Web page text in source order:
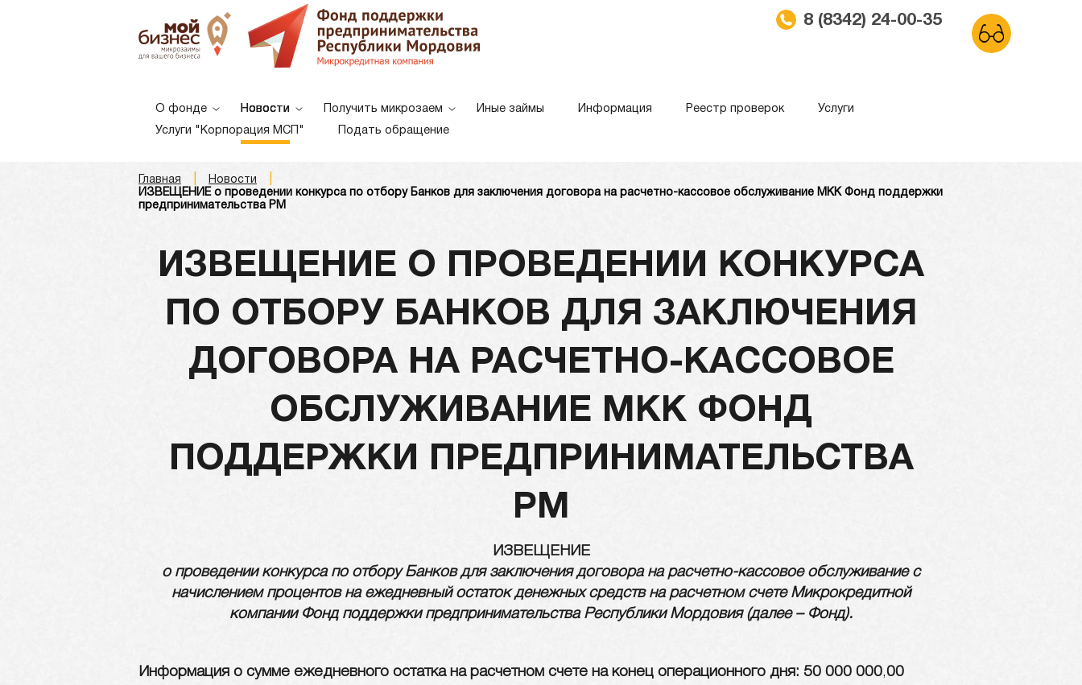
О фонде Новости Получить микрозаем Иные займы Информация Реестр проверок Услуги
Услуги "Корпорация МСП" Подать обращение
8 (8342) 24-00-35
Шрифт: A A A Цветовая схема: Белая схема Черная схема Обычный сайт
Главная Новости
ИЗВЕЩЕНИЕ о проведении конкурса по отбору Банков для заключения договора на расчетно-кассовое обслуживание МКК Фонд поддержки
предпринимательства РМ
ИЗВЕЩЕНИЕ О ПРОВЕДЕНИИ КОНКУРСА
ПО ОТБОРУ БАНКОВ ДЛЯ ЗАКЛЮЧЕНИЯ
ДОГОВОРА НА РАСЧЕТНО-КАССОВОЕ
ОБСЛУЖИВАНИЕ МКК ФОНД
ПОДДЕРЖКИ ПРЕДПРИНИМАТЕЛЬСТВА
РМ
ИЗВЕЩЕНИЕ
о проведении конкурса по отбору Банков для заключения договора на расчетно-кассовое обслуживание с
начислением процентов на ежедневный остаток денежных средств на расчетном счете Микрокредитной
компании Фонд поддержки предпринимательства Республики Мордовия (далее – Фонд).
Информация о сумме ежедневного остатка на расчетном счете на конец операционного дня: 50 000 000,00